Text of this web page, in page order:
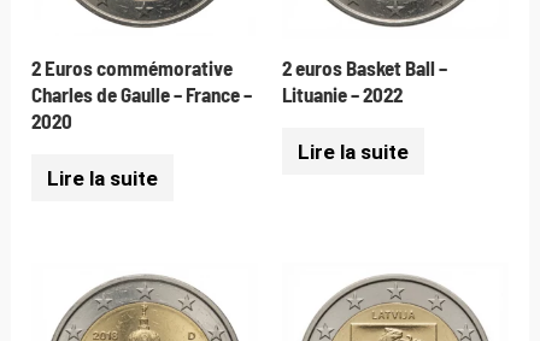
2 Euros commémorative
Charles de Gaulle – France –
2020
Lire la suite
2 euros Basket Ball –
Lituanie – 2022
Lire la suite